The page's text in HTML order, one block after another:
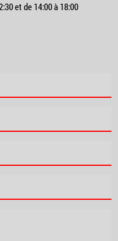
et de 14:00 à 18:00